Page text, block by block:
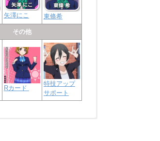
矢澤にこ 東條希
その他
Rカード
特技アップ
サポート